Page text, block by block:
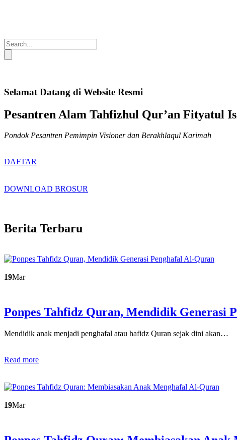
Selamat Datang di Website Resmi
Pesantren Alam Tahfizhul Qur’an Fityatul
Pondok Pesantren Pemimpin Visioner dan Berakhlaqul Karimah
DAFTAR
DOWNLOAD BROSUR
Berita Terbaru
19Mar
Ponpes Tahfidz Quran, Mendidik Generasi
Mendidik anak menjadi penghafal atau hafidz Quran sejak dini akan…
Read more
19Mar